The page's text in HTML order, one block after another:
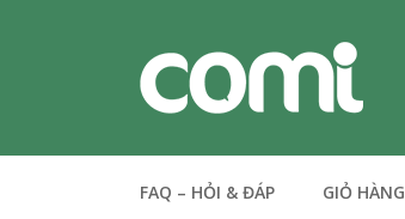
FAQ – HỎI & ĐÁP GIỎ HÀNG